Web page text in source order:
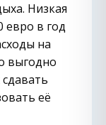
Низкая
евро в год
на
выгодно
её